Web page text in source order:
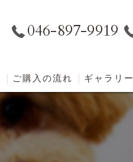
046-897-9919
ご購入の流れ ギャラリー